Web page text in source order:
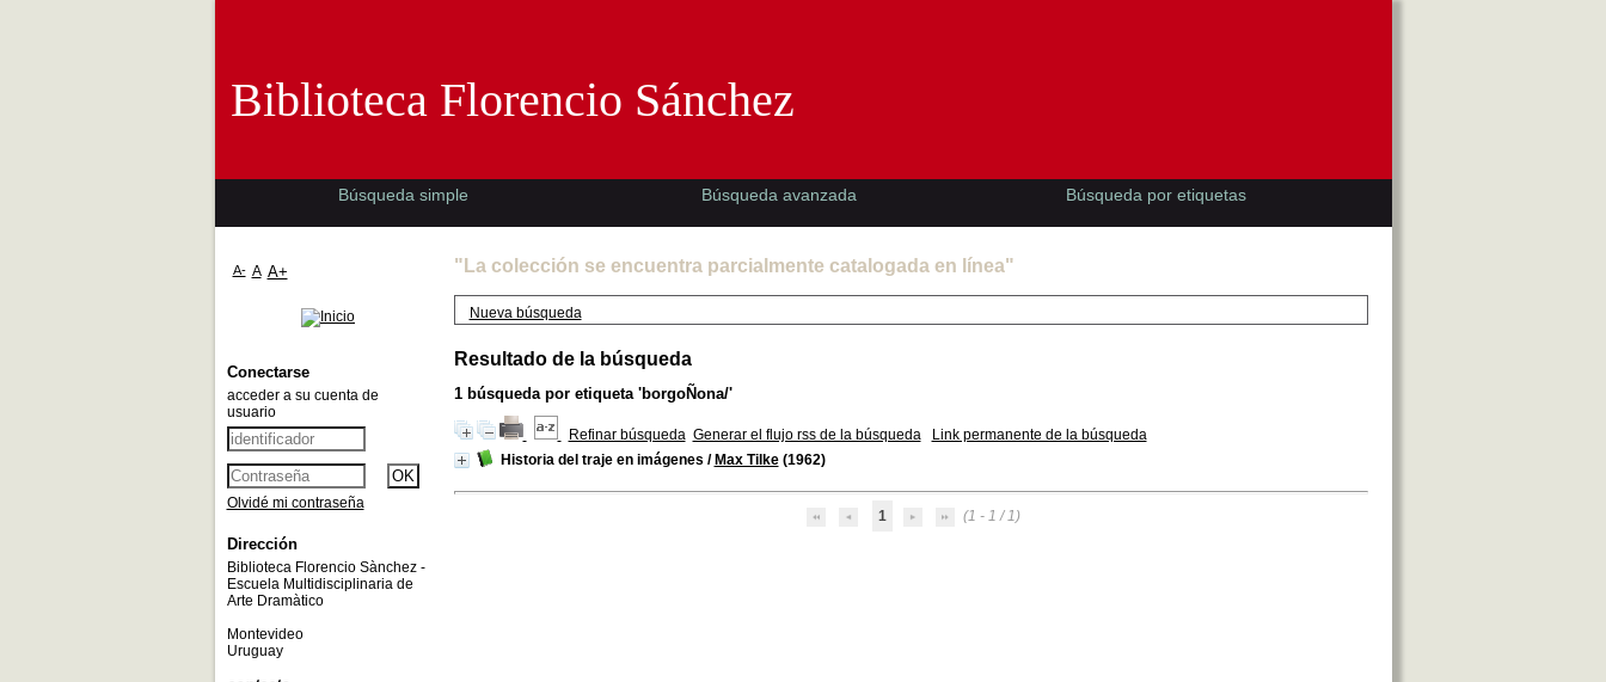
"La colección se encuentra parcialmente catalogada en línea"
Nueva búsqueda
Resultado de la búsqueda
1búsqueda por etiqueta 'borgoÑona/'
Refinar búsqueda Generar el flujo rss de la búsqueda
Link permanente de la búsqueda
Historia del traje en imágenes / Max Tilke(1962)
1 (1 - 1 / 1)
Biblioteca Florencio Sánchez
Búsqueda simple Búsqueda avanzada Búsqueda por etiquetas
A- A A+
Conectarse
acceder a su cuenta de
usuario
Olvidé mi contraseña
Dirección
Biblioteca Florencio Sànchez -
Escuela Multidisciplinaria de
Arte Dramàtico
Montevideo
Uruguay